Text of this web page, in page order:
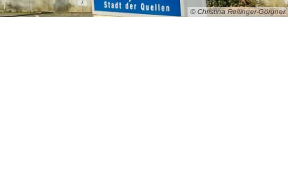
© Christina Reitinger-Görgner